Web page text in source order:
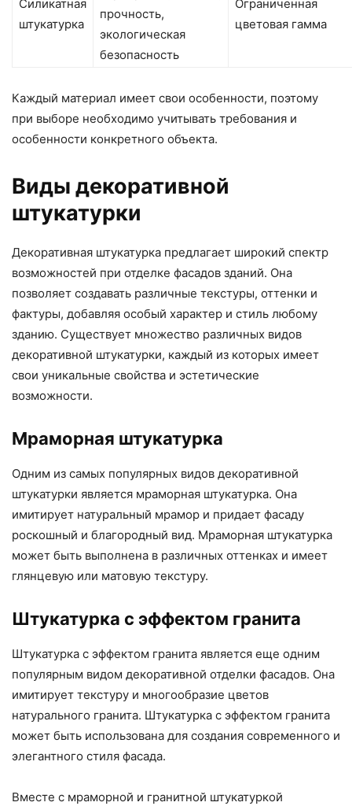
Силикатная
штукатурка
прочность,
экологическая
безопасность
Ограниченная
цветовая гамма
Каждый материал имеет свои особенности, поэтому
при выборе необходимо учитывать требования и
особенности конкретного объекта.
Виды декоративной
штукатурки
Декоративная штукатурка предлагает широкий спектр
возможностей при отделке фасадов зданий. Она
позволяет создавать различные текстуры, оттенки и
фактуры, добавляя особый характер и стиль любому
зданию. Существует множество различных видов
декоративной штукатурки, каждый из которых имеет
свои уникальные свойства и эстетические
возможности.
Мраморная штукатурка
Одним из самых популярных видов декоративной
штукатурки является мраморная штукатурка. Она
имитирует натуральный мрамор и придает фасаду
роскошный и благородный вид. Мраморная штукатурка
может быть выполнена в различных оттенках и имеет
глянцевую или матовую текстуру.
Штукатурка с эффектом гранита
Штукатурка с эффектом гранита является еще одним
популярным видом декоративной отделки фасадов. Она
имитирует текстуру и многообразие цветов
натурального гранита. Штукатурка с эффектом гранита
может быть использована для создания современного и
элегантного стиля фасада.
Вместе с мраморной и гранитной штукатуркой